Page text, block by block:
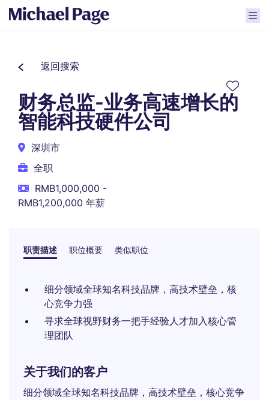
返回搜索
财务总监-业务高速增长的
智能科技硬件公司
深圳市
全职
RMB1,000,000 -
RMB1,200,000 年薪
职责描述 职位概要 类似职位
细分领域全球知名科技品牌，高技术壁垒，核
心竞争力强
寻求全球视野财务一把手经验人才加入核心管
理团队
关于我们的客户
细分领域全球知名科技品牌，高技术壁垒，核心竞争